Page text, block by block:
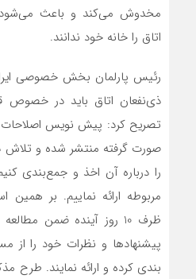
مخدوش می‌کند و باعث می‌شود
اتاق را خانه خود ندانند.
رئیس پارلمان بخش خصوصی
ذی‌نفعان اتاق باید در خصوص
تصریح کرد: پیش نویس اصلاحات
صورت گرفته منتشر شده و تلاش
را درباره آن اخذ و جمع‌بندی
مربوطه ارائه نماییم. بر همین
ظرف 10 روز آینده ضمن
پیشنهادها و نظرات خود را از
بندی کرده و ارائه نمایند. طرح